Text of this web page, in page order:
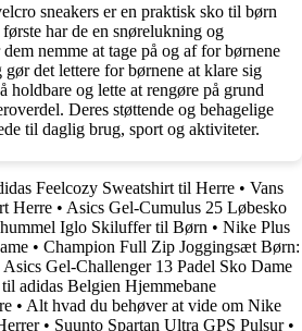
sneakers er en praktisk sko til børn
har de en snørelukning og
nemme at tage på og af for børnene
gør det lettere for børnene at klare sig
holdbare og lette at rengøre på grund
Deres støttende og behagelige
til daglig brug, sport og aktiviteter.
Feelcozy Sweatshirt til Herre • Vans
Herre • Asics Gel-Cumulus 25 Løbesko
Iglo Skiluffer til Børn • Nike Plus
• Champion Full Zip Joggingsæt Børn:
Asics Gel-Challenger 13 Padel Sko Dame
adidas Belgien Hjemmebane
• Alt hvad du behøver at vide om Nike
• Suunto Spartan Ultra GPS Pulsur•